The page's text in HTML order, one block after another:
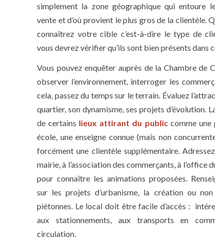
simplement la zone géographique qui entoure
vente et d’où provient le plus gros de la clientèle.
connaîtrez votre cible c’est-à-dire le type de
vous devrez vérifier qu’ils sont bien présents dans
Vous pouvez enquêter auprès de la Chambre de
observer l’environnement, interroger les
cela, passez du temps sur le terrain. Évaluez
quartier, son dynamisme, ses projets d’évolution.
de certains lieux attirant du publiccomme une
école, une enseigne connue (mais non
forcément une clientèle supplémentaire.
mairie, à l’association des commerçants, à l’office
pour connaître les animations proposées.
sur les projets d’urbanisme, la création ou
piétonnes. Le local doit être facile d’accès :
aux stationnements, aux transports en
circulation.